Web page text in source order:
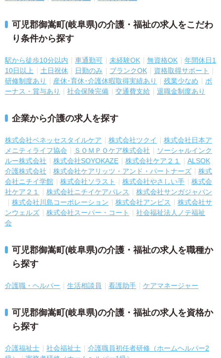
可児郡御嵩町(岐阜県)の介護・福祉の求人をこだわ
り条件から探す
駅から徒歩10分以内 車通勤可 未経験OK 無資格OK
年間休日1
10日以上
土日祝休 日勤のみ ブランクOK
資格取得サポート
研修制度あり
産休･育休･介護休暇取得実績あり 残業少なめ
ボ
ーナス・賞与あり
社会保険完備 交通費支給 退職金制度あり
企業から介護の求人を探す
株式会社ベネッセスタイルケア 株式会社ツクイ
株式会社日本ア
メニティライフ協会
ＳＯＭＰＯケア株式会社
ソーシャルインク
ルー株式会社
株式会社SOYOKAZE 株式会社ケア２１
ALSOK
介護株式会社
株式会社ケアリッツ・アンド・パートナーズ
株式
会社ニチイ学館
株式会社ソラスト 株式会社やさしい手
株式会
社ケア２１
株式会社ニチイケアパレス
株式会社サンガジャパン
株式会社川島コーポレーション
株式会社アンビス
株式会社サ
ンウェルズ
株式会社スーパー・コート
社会福祉法人ノテ福祉
会
可児郡御嵩町(岐阜県)の介護・福祉の求人を職種か
ら探す
介護職・ヘルパー 生活相談員 看護助手 ケアマネージャー
可児郡御嵩町(岐阜県)の介護・福祉の求人を資格か
ら探す
介護福祉士 社会福祉士
介護職員初任者研修（ホームヘルパー2